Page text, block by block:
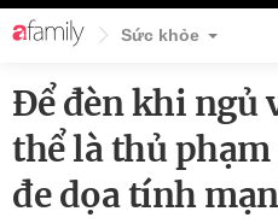
Sức khỏe
Để đèn khi ngủ
thể là thủ phạm
đe dọa tính